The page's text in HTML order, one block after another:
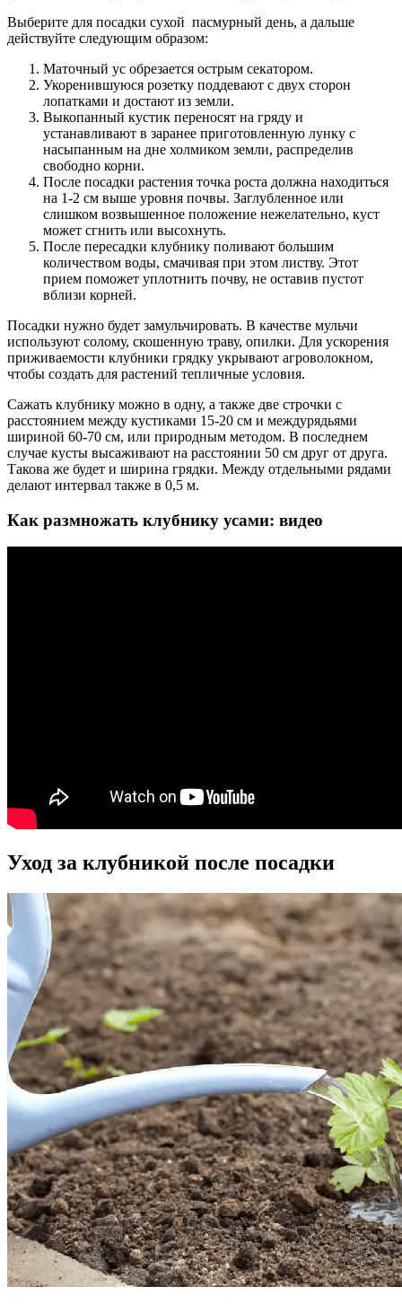
Выберите для посадки сухой пасмурный день, а дальше
действуйте следующим образом:
Маточный ус обрезается острым секатором.
Укоренившуюся розетку поддевают с двух сторон
лопатками и достают из земли.
Выкопанный кустик переносят на гряду и
устанавливают в заранее приготовленную лунку с
насыпанным на дне холмиком земли, распределив
свободно корни.
После посадки растения точка роста должна находиться
на 1-2 см выше уровня почвы. Заглубленное или
слишком возвышенное положение нежелательно, куст
может сгнить или высохнуть.
После пересадки клубнику поливают большим
количеством воды, смачивая при этом листву. Этот
прием поможет уплотнить почву, не оставив пустот
вблизи корней.
Посадки нужно будет замульчировать. В качестве мульчи
используют солому, скошенную траву, опилки. Для ускорения
приживаемости клубники грядку укрывают агроволокном,
чтобы создать для растений тепличные условия.
Сажать клубнику можно в одну, а также две строчки с
расстоянием между кустиками 15-20 см и междурядьями
шириной 60-70 см, или природным методом. В последнем
случае кусты высаживают на расстоянии 50 см друг от друга.
Такова же будет и ширина грядки. Между отдельными рядами
делают интервал также в 0,5 м.
Как размножать клубнику усами: видео
Уход за клубникой после посадки